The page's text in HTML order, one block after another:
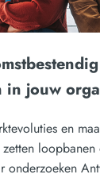
in jouw
en
onderzoeken